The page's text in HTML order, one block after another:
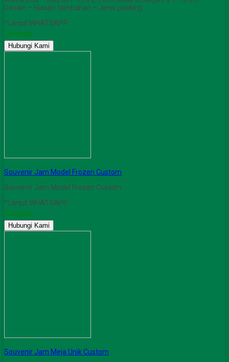
Desain – Hiasan tambahan – Jenis packing
*Lanjut WHATSAPP
Tersedia
Hubungi Kami
Souvenir Jam Model Frozen Custom
Souvenir Jam Model Frozen Custom
*Lanjut WHATSAPP
Tersedia
Hubungi Kami
Souvenir Jam Meja Unik Custom